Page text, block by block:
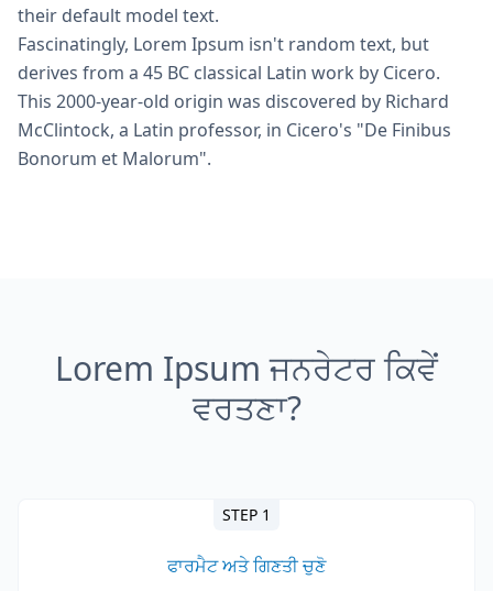
their default model text.
Fascinatingly, Lorem Ipsum isn't random text, but
derives from a 45 BC classical Latin work by Cicero.
This 2000-year-old origin was discovered by Richard
McClintock, a Latin professor, in Cicero's "De Finibus
Bonorum et Malorum".
Lorem Ipsum ਜਨਰੇਟਰ ਕਿਵੇਂ
ਵਰਤਣਾ?
STEP 1
ਫਾਰਮੈਟ ਅਤੇ ਗਿਣਤੀ ਚੁਣੋ